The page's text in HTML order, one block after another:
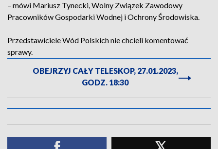
– mówi Mariusz Tynecki, Wolny Związek Zawodowy
Pracowników Gospodarki Wodnej i Ochrony Środowiska.
Przedstawiciele Wód Polskich nie chcieli komentować
sprawy.
OBEJRZYJ CAŁY TELESKOP, 27.01.2023,
GODZ. 18:30